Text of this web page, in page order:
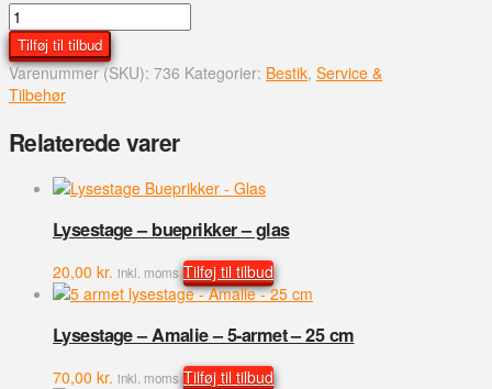
Chippendale
-
kagegaffel
antal
Tilføj til tilbud
Varenummer (SKU): 736 Kategorier: Bestik, Service &
Tilbehør
Relaterede varer
Lysestage – bueprikker – glas
20,00 kr. inkl. moms Tilføj til tilbud
Lysestage – Amalie – 5-armet – 25 cm
70,00 kr. inkl. moms Tilføj til tilbud